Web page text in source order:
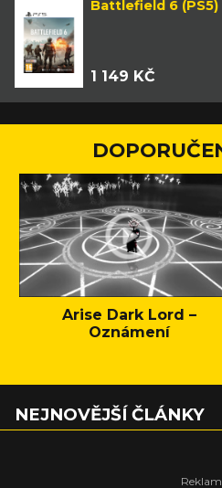
Battlefield 6 (PS5)
1 149 KČ
Arise Dark Lord –
Oznámení
NEJNOVĚJŠÍ ČLÁNKY